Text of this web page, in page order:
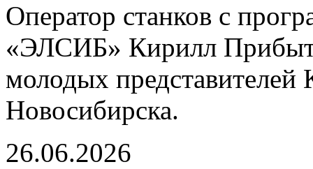
Оператор станков с
«ЭЛСИБ» Кирилл
молодых представителей
Новосибирска.
26.06.2026